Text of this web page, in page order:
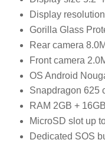
Display
Gorilla Glass
Rear camera
Front camera
OS Android
Snapdragon 625
RAM 2GB +
MicroSD slot up
Dedicated SOS